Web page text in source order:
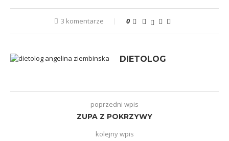
3 komentarze 0
DIETOLOG
poprzedni wpis
ZUPA Z POKRZYWY
kolejny wpis